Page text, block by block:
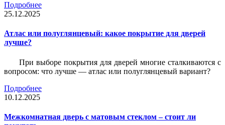
Подробнее
25.12.2025
Атлас или полуглянцевый: какое покрытие для дверей
лучше?
При выборе покрытия для дверей многие сталкиваются с
вопросом: что лучше — атлас или полуглянцевый вариант?
Подробнее
10.12.2025
Межкомнатная дверь с матовым стеклом – стоит ли